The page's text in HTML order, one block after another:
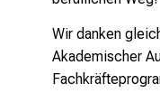
Wir danken
Akademischer